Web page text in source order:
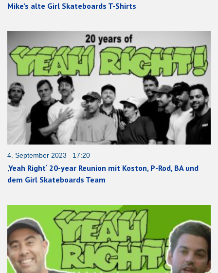
Mike’s alte Girl Skateboards T-Shirts
4. September 2023 17:20
‚Yeah Right‘ 20-year Reunion mit Koston, P-Rod, BA und
dem Girl Skateboards Team